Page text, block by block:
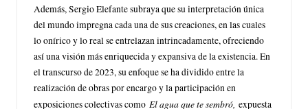
Además, Sergio Elefante subraya que su interpretación única
del mundo impregna cada una de sus creaciones, en las cuales
lo onírico y lo real se entrelazan intrincadamente, ofreciendo
así una visión más enriquecida y expansiva de la existencia. En
el transcurso de 2023, su enfoque se ha dividido entre la
realización de obras por encargo y la participación en
exposiciones colectivas como El agua que te sembró, expuesta